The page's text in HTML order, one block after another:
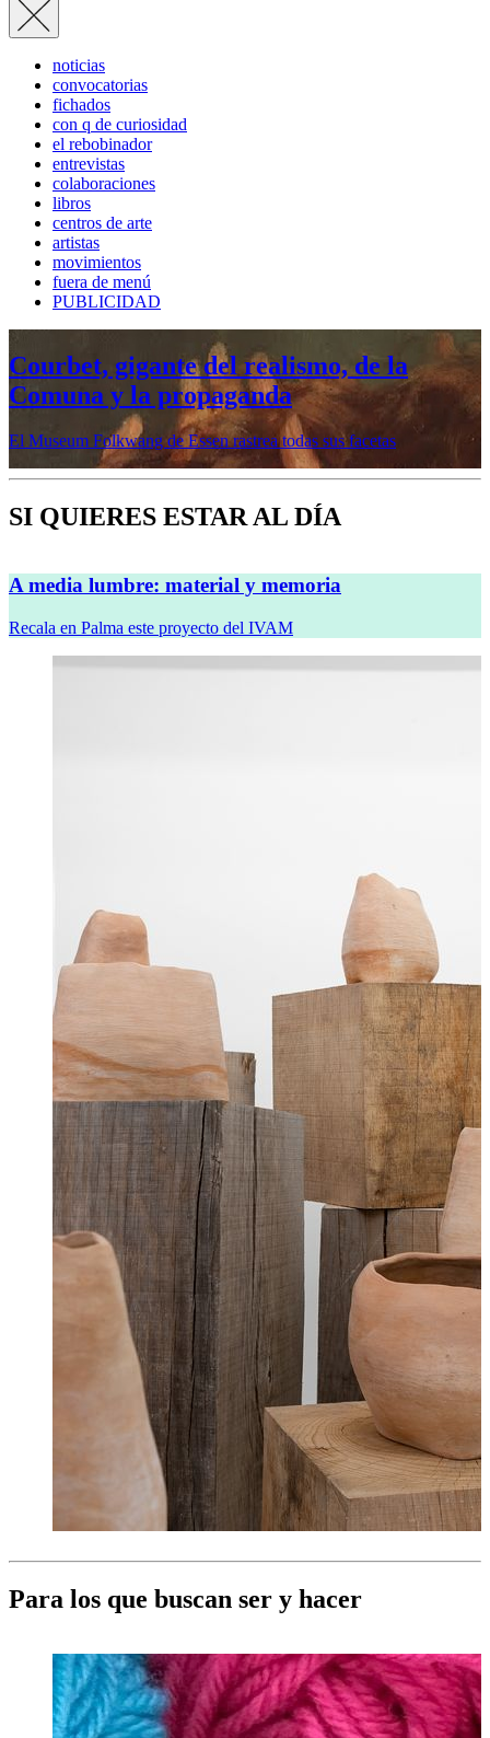
noticias
convocatorias
fichados
con q de curiosidad
el rebobinador
entrevistas
colaboraciones
libros
centros de arte
artistas
movimientos
fuera de menú
PUBLICIDAD
Mujeres prerrafaelitas, psiquiatría en la
vanguardia, Minor White o Dana
Lixenberg, en otoño en la Fundación
MAPFRE
Veremos cinco muestras en sus sedes de Madrid y Barcelona
SI QUIERES ESTAR AL DÍA
A media lumbre: material y memoria
Para los que buscan ser y hacer